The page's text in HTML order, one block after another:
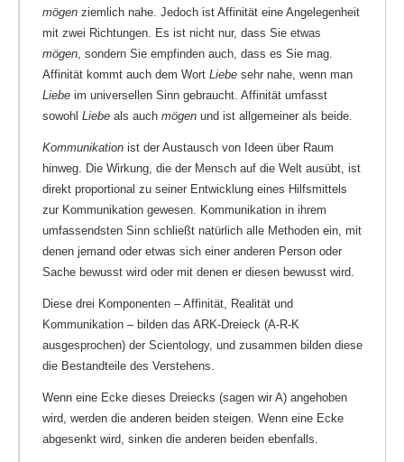
mögen ziemlich nahe. Jedoch ist Affinität eine Angelegenheit
mit zwei Richtungen. Es ist nicht nur, dass Sie etwas
mögen, sondern Sie empfinden auch, dass es Sie mag.
Affinität kommt auch dem Wort Liebe sehr nahe, wenn man
Liebe im universellen Sinn gebraucht. Affinität umfasst
sowohl Liebe als auch mögen und ist allgemeiner als beide.
Kommunikation ist der Austausch von Ideen über Raum
hinweg. Die Wirkung, die der Mensch auf die Welt ausübt, ist
direkt proportional zu seiner Entwicklung eines Hilfsmittels
zur Kommunikation gewesen. Kommunikation in ihrem
umfassendsten Sinn schließt natürlich alle Methoden ein, mit
denen jemand oder etwas sich einer anderen Person oder
Sache bewusst wird oder mit denen er diesen bewusst wird.
Diese drei Komponenten – Affinität, Realität und
Kommunikation – bilden das ARK-Dreieck (A-R-K
ausgesprochen) der Scientology, und zusammen bilden diese
die Bestandteile des Verstehens.
Wenn eine Ecke dieses Dreiecks (sagen wir A) angehoben
wird, werden die anderen beiden steigen. Wenn eine Ecke
abgesenkt wird, sinken die anderen beiden ebenfalls.